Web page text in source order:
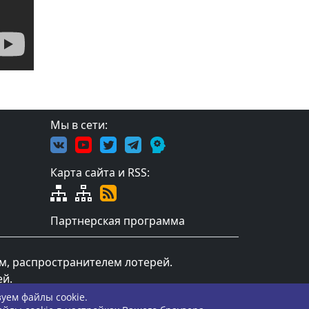
Мы в сети:
Карта сайта и RSS:
Партнерская программа
распространителем лотерей.
файлы cookie.